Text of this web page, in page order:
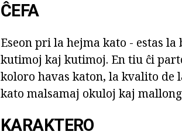
ĈEFA
Eseon pri la hejma kato - estas
kutimoj kaj kutimoj. En tiu ĉi
koloro havas katon, la kvalito
kato malsamaj okuloj kaj
KARAKTERO